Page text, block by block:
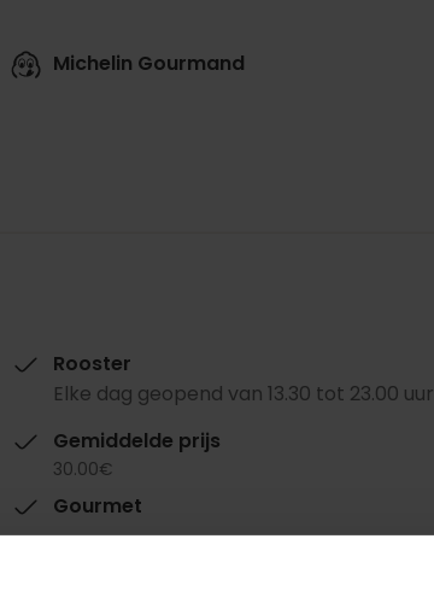
Michelin Gourmand
Rooster
Elke dag geopend van 13.30 tot 23.00 uur
Gemiddelde prijs
30.00€
Gourmet